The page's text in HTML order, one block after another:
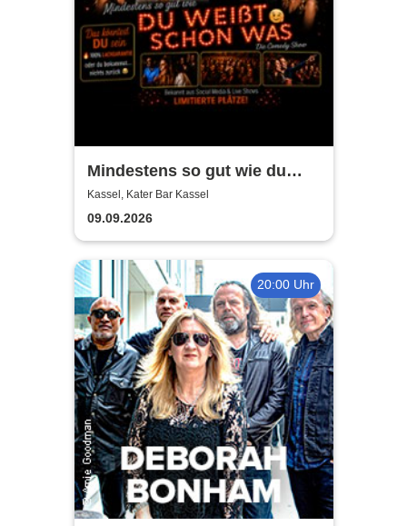
Mindestens so gut wie du
weißt schon was -
Standupcomedy by Leo
Sommer
Kassel, Kater Bar Kassel
09.09.2026
20:00 Uhr